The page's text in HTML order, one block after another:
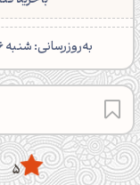
‌به‌روزرسانی: شنبه 16 اسفند 1404
5